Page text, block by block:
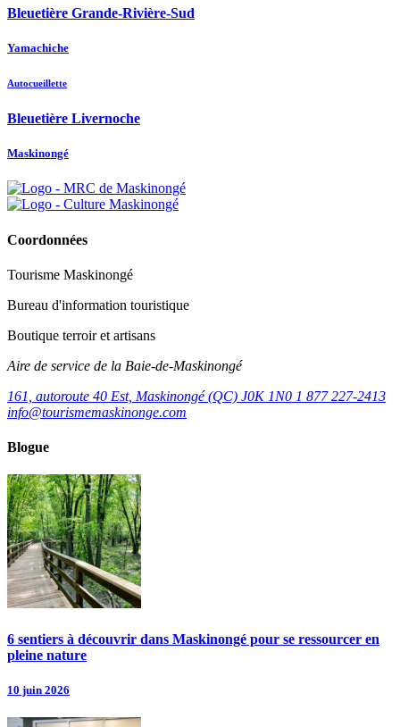
Bleuetière Grande-Rivière-Sud
Yamachiche
Autocueillette
Bleuetière Livernoche
Maskinongé
Coordonnées
Tourisme Maskinongé
Bureau d'information touristique
Boutique terroir et artisans
Aire de service de la Baie-de-Maskinongé
161, autoroute 40 Est, Maskinongé (QC) J0K 1N0 1 877 227-2413
info@tourismemaskinonge.com
Blogue
6 sentiers à découvrir dans Maskinongé pour se ressourcer en
pleine nature
10 juin 2026